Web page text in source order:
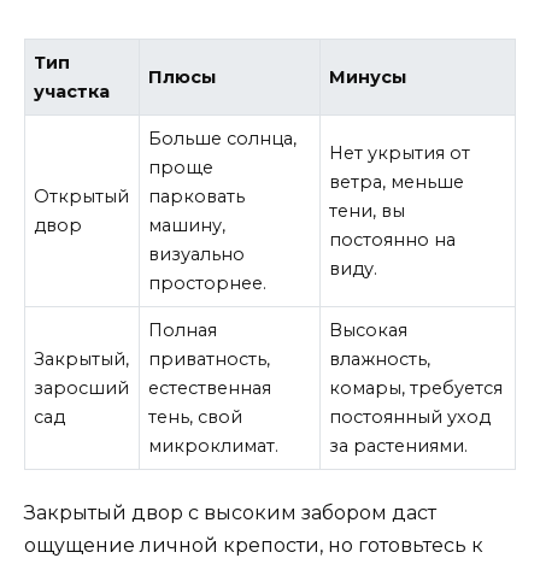
Тип
участка
Плюсы Минусы
Открытый
двор
Больше солнца,
проще
парковать
машину,
визуально
просторнее.
Нет укрытия от
ветра, меньше
тени, вы
постоянно на
виду.
Закрытый,
заросший
сад
Полная
приватность,
естественная
тень, свой
микроклимат.
Высокая
влажность,
комары, требуется
постоянный уход
за растениями.
Закрытый двор с высоким забором даст
ощущение личной крепости, но готовьтесь к